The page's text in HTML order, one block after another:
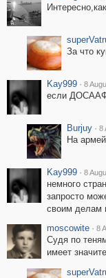
За что
Kay999 · 8
если
Burjuy · 8
На
Kay999 · 8
немного
запросто
своим делам
moscowite · 8
Судя по
имеет